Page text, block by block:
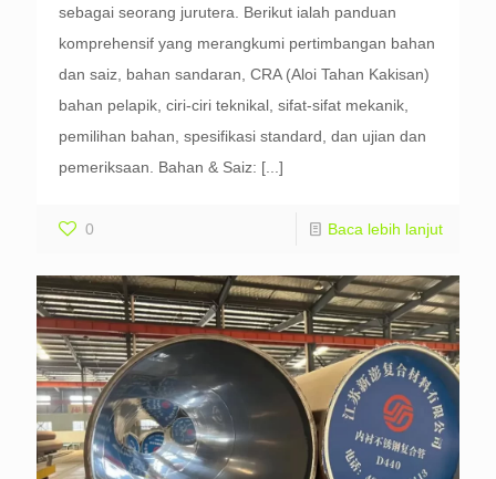
sebagai seorang jurutera. Berikut ialah panduan
komprehensif yang merangkumi pertimbangan bahan
dan saiz, bahan sandaran, CRA (Aloi Tahan Kakisan)
bahan pelapik, ciri-ciri teknikal, sifat-sifat mekanik,
pemilihan bahan, spesifikasi standard, dan ujian dan
pemeriksaan. Bahan & Saiz: [...]
0 Baca lebih lanjut